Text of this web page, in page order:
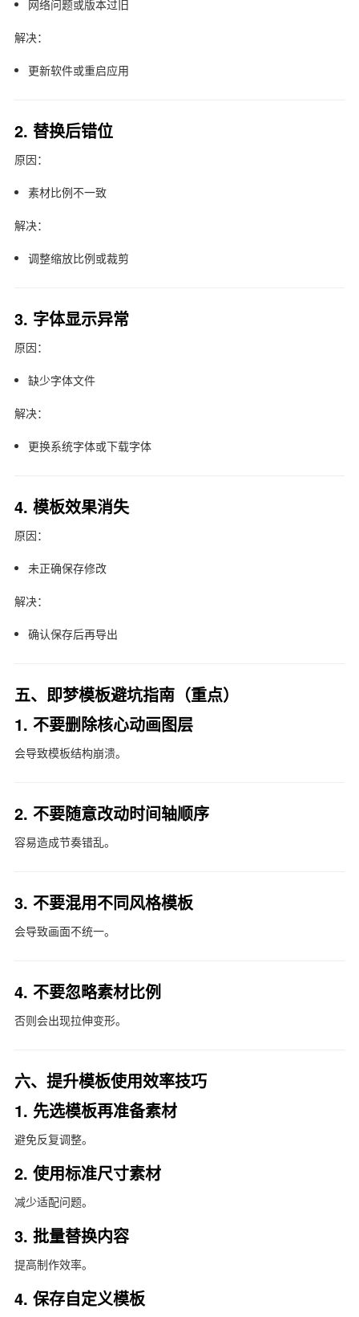
网络问题或版本过旧
解决：
更新软件或重启应用
2. 替换后错位
原因：
素材比例不一致
解决：
调整缩放比例或裁剪
3. 字体显示异常
原因：
缺少字体文件
解决：
更换系统字体或下载字体
4. 模板效果消失
原因：
未正确保存修改
解决：
确认保存后再导出
五、即梦模板避坑指南（重点）
1. 不要删除核心动画图层
会导致模板结构崩溃。
2. 不要随意改动时间轴顺序
容易造成节奏错乱。
3. 不要混用不同风格模板
会导致画面不统一。
4. 不要忽略素材比例
否则会出现拉伸变形。
六、提升模板使用效率技巧
1. 先选模板再准备素材
避免反复调整。
2. 使用标准尺寸素材
减少适配问题。
3. 批量替换内容
提高制作效率。
4. 保存自定义模板